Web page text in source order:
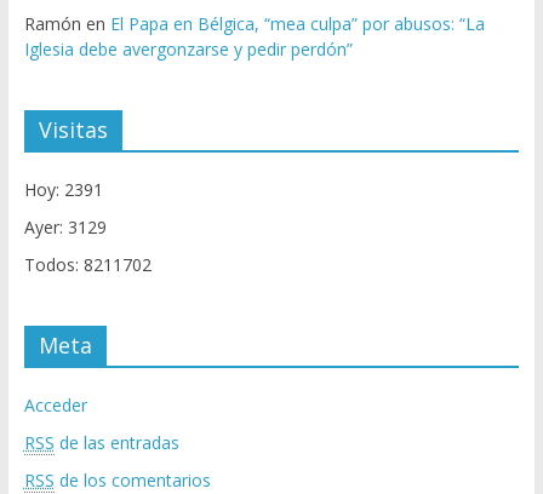
Ramón en El Papa en Bélgica, “mea culpa” por abusos: “La
Iglesia debe avergonzarse y pedir perdón”
Visitas
Hoy: 2391
Ayer: 3129
Todos: 8211702
Meta
Acceder
RSS de las entradas
RSS de los comentarios